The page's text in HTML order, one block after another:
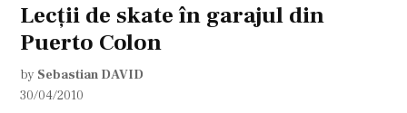
Lecţii de skate în garajul din
Puerto Colon
by Sebastian DAVID
30/04/2010